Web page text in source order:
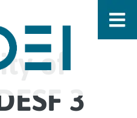
of
3